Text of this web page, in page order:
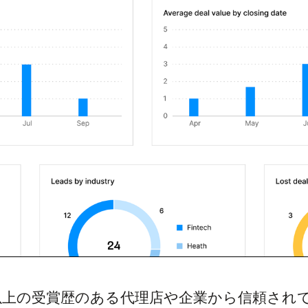
の受賞歴のある代理店や企業から信頼され